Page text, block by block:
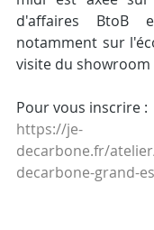
d'affaires BtoB
notamment sur
visite du showroom
Pour vous inscrire :
https://je-
decarbone.fr/
decarbone-grand-